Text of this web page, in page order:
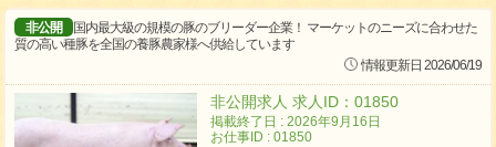
非公開
国内最大級の規模の豚のブリーダー企業！ マーケットのニーズに合わせた
質の高い種豚を全国の養豚農家様へ供給しています
情報更新日 2026/06/19
非公開求人 求人ID：01850
掲載終了日 : 2026年9月16日
お仕事ID : 01850